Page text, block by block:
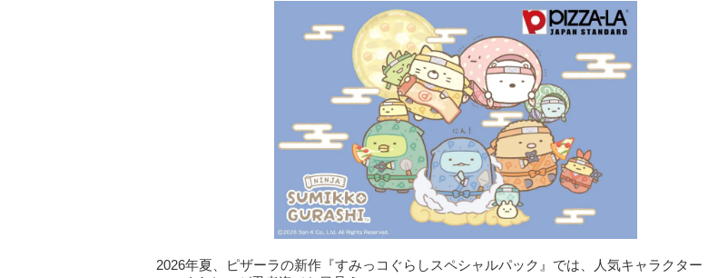
2026年夏、ピザーラの新作『すみっコぐらしスペシャルパック』では、人気キャラクター